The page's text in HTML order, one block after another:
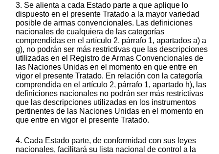
3. Se alienta a cada Estado parte a que aplique lo
dispuesto en el presente Tratado a la mayor variedad
posible de armas convencionales. Las definiciones
nacionales de cualquiera de las categorías
comprendidas en el artículo 2, párrafo 1, apartados a) a
g), no podrán ser más restrictivas que las descripciones
utilizadas en el Registro de Armas Convencionales de
las Naciones Unidas en el momento en que entre en
vigor el presente Tratado. En relación con la categoría
comprendida en el artículo 2, párrafo 1, apartado h), las
definiciones nacionales no podrán ser más restrictivas
que las descripciones utilizadas en los instrumentos
pertinentes de las Naciones Unidas en el momento en
que entre en vigor el presente Tratado.
4. Cada Estado parte, de conformidad con sus leyes
nacionales, facilitará su lista nacional de control a la